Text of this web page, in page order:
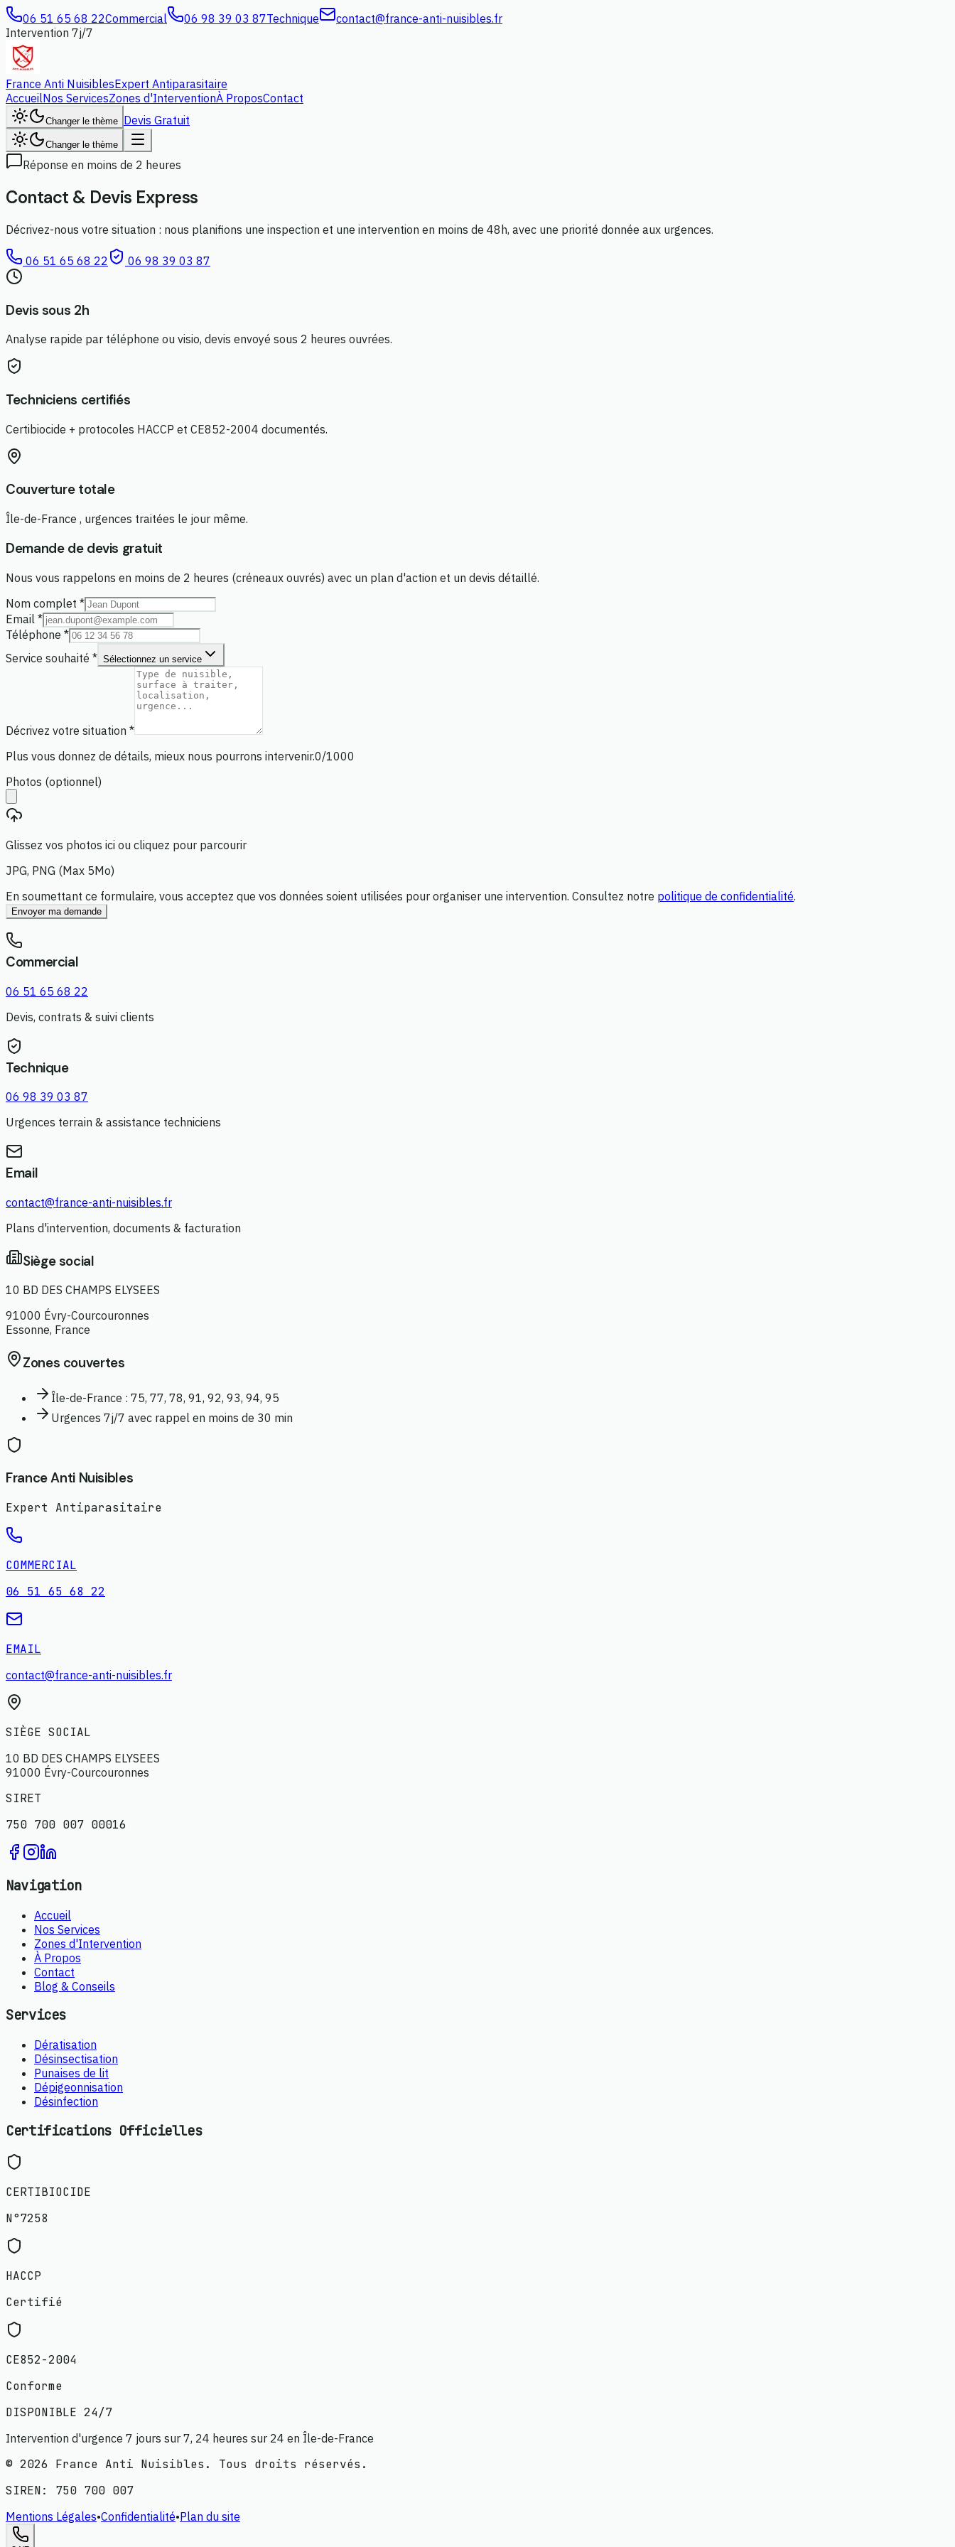
06 51 65 68 22Commercial 06 98 39 03 87Technique
contact@france-anti-nuisibles.fr
Intervention 7j/7
France Anti NuisiblesExpert Antiparasitaire
AccueilNos ServicesZones d'InterventionÀ ProposContact
Changer le thème Devis Gratuit
Changer le thème
Réponse en moins de 2 heures
Contact & Devis Express
Décrivez-nous votre situation : nous planifions une inspection et une intervention en moins de 48h, avec une priorité donnée aux urgences.
06 51 65 68 22 06 98 39 03 87
Devis sous 2h
Analyse rapide par téléphone ou visio, devis envoyé sous 2 heures ouvrées.
Techniciens certifiés
Certibiocide + protocoles HACCP et CE852-2004 documentés.
Couverture totale
Île-de-France , urgences traitées le jour même.
Demande de devis gratuit
Nous vous rappelons en moins de 2 heures (créneaux ouvrés) avec un plan d'action et un devis détaillé.
Nom complet *
Email *
Téléphone *
Service souhaité * Sélectionnez un service
Décrivez votre situation *
Plus vous donnez de détails, mieux nous pourrons intervenir.0/1000
Photos (optionnel)
Glissez vos photos ici ou cliquez pour parcourir
JPG, PNG (Max 5Mo)
En soumettant ce formulaire, vous acceptez que vos données soient utilisées pour organiser une intervention. Consultez notre politique de confidentialité.
Envoyer ma demande
Commercial
06 51 65 68 22
Devis, contrats & suivi clients
Technique
06 98 39 03 87
Urgences terrain & assistance techniciens
Email
contact@france-anti-nuisibles.fr
Plans d'intervention, documents & facturation
Siège social
10 BD DES CHAMPS ELYSEES
91000 Évry-Courcouronnes
Essonne, France
Zones couvertes
Île-de-France : 75, 77, 78, 91, 92, 93, 94, 95
Urgences 7j/7 avec rappel en moins de 30 min
France Anti Nuisibles
Expert Antiparasitaire
COMMERCIAL
06 51 65 68 22
EMAIL
contact@france-anti-nuisibles.fr
SIÈGE SOCIAL
10 BD DES CHAMPS ELYSEES
91000 Évry-Courcouronnes
SIRET
750 700 007 00016
Navigation
Accueil
Nos Services
Zones d'Intervention
À Propos
Contact
Blog & Conseils
Services
Dératisation
Désinsectisation
Punaises de lit
Dépigeonnisation
Désinfection
Certifications Officielles
CERTIBIOCIDE
N°7258
HACCP
Certifié
CE852-2004
Conforme
DISPONIBLE 24/7
Intervention d'urgence 7 jours sur 7, 24 heures sur 24 en Île-de-France
© 2026 France Anti Nuisibles. Tous droits réservés.
SIREN: 750 700 007
Mentions Légales•Confidentialité•Plan du site